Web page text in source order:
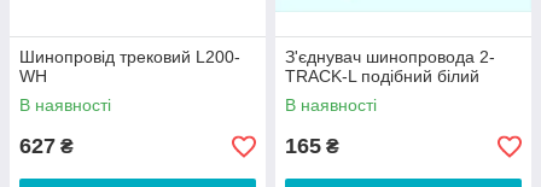
Шинопровід трековий L200-
WH
В наявності
627 ₴
З'єднувач шинопровода 2-
TRACK-L подібний білий
В наявності
165 ₴